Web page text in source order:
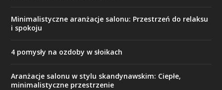
Minimalistyczne aranżacje salonu: Przestrzeń do relaksu
i spokoju
4 pomysły na ozdoby w słoikach
Aranżacje salonu w stylu skandynawskim: Ciepłe,
minimalistyczne przestrzenie